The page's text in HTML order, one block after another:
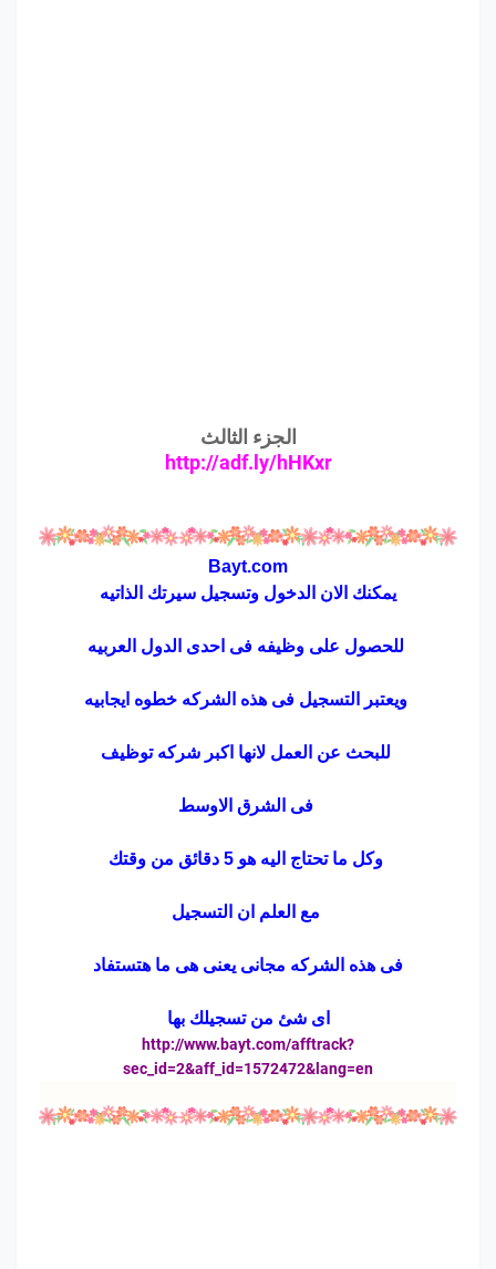
الجزء الثالث
http://adf.ly/hHKxr
Bayt.com
يمكنك الان الدخول وتسجيل سيرتك الذاتيه
للحصول على وظيفه فى احدى الدول العربيه
ويعتبر التسجيل فى هذه الشركه خطوه ايجابيه
للبحث عن العمل لانها اكبر شركه توظيف
فى الشرق الاوسط
وكل ما تحتاج اليه هو 5 دقائق من وقتك
مع العلم ان التسجيل
فى هذه الشركه مجانى يعنى هى ما هتستفاد
اى شئ من تسجيلك بها
http://www.bayt.com/afftrack?
sec_id=2&aff_id=1572472&lang=en